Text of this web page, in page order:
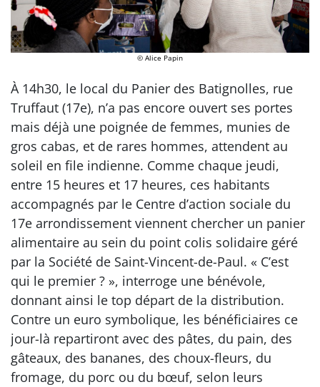
© Alice Papin
À 14h30, le local du Panier des Batignolles, rue
Truffaut (17e), n’a pas encore ouvert ses portes
mais déjà une poignée de femmes, munies de
gros cabas, et de rares hommes, attendent au
soleil en file indienne. Comme chaque jeudi,
entre 15 heures et 17 heures, ces habitants
accompagnés par le Centre d’action sociale du
17e arrondissement viennent chercher un panier
alimentaire au sein du point colis solidaire géré
par la Société de Saint-Vincent-de-Paul. « C’est
qui le premier ? », interroge une bénévole,
donnant ainsi le top départ de la distribution.
Contre un euro symbolique, les bénéficiaires ce
jour-là repartiront avec des pâtes, du pain, des
gâteaux, des bananes, des choux-fleurs, du
fromage, du porc ou du bœuf, selon leurs